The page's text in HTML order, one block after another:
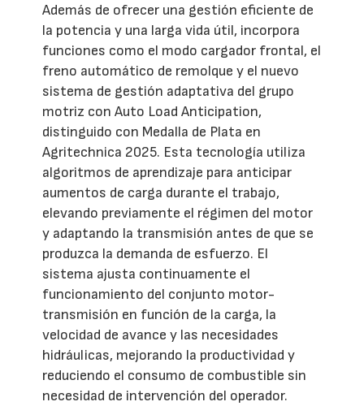
Además de ofrecer una gestión eficiente de
la potencia y una larga vida útil, incorpora
funciones como el modo cargador frontal, el
freno automático de remolque y el nuevo
sistema de gestión adaptativa del grupo
motriz con Auto Load Anticipation,
distinguido con Medalla de Plata en
Agritechnica 2025. Esta tecnología utiliza
algoritmos de aprendizaje para anticipar
aumentos de carga durante el trabajo,
elevando previamente el régimen del motor
y adaptando la transmisión antes de que se
produzca la demanda de esfuerzo. El
sistema ajusta continuamente el
funcionamiento del conjunto motor-
transmisión en función de la carga, la
velocidad de avance y las necesidades
hidráulicas, mejorando la productividad y
reduciendo el consumo de combustible sin
necesidad de intervención del operador.